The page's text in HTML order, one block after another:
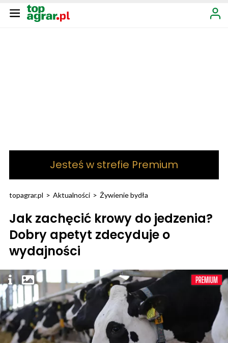
Jesteś w strefie Premium
topagrar.pl > Aktualności > Żywienie bydła
Jak zachęcić krowy do jedzenia?
Dobry apetyt zdecyduje o
wydajności